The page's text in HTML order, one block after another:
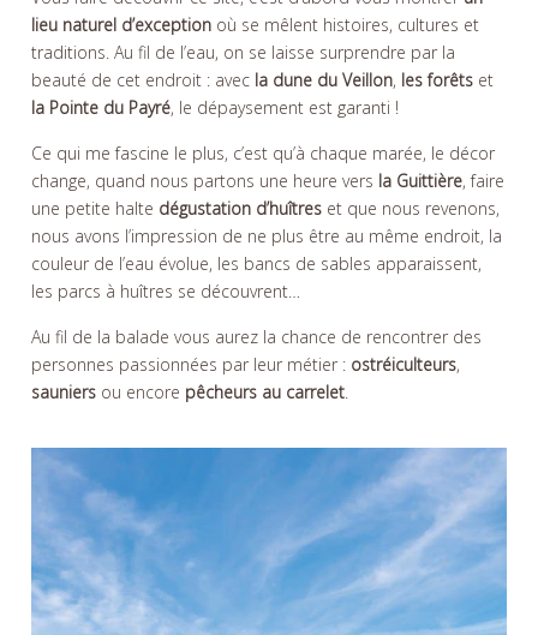
lieu naturel d’exception où se mêlent histoires, cultures et
traditions. Au fil de l’eau, on se laisse surprendre par la
beauté de cet endroit : avec la dune du Veillon, les forêts et
la Pointe du Payré, le dépaysement est garanti !
Ce qui me fascine le plus, c’est qu’à chaque marée, le décor
change, quand nous partons une heure vers la Guittière, faire
une petite halte dégustation d’huîtres et que nous revenons,
nous avons l’impression de ne plus être au même endroit, la
couleur de l’eau évolue, les bancs de sables apparaissent,
les parcs à huîtres se découvrent…
Au fil de la balade vous aurez la chance de rencontrer des
personnes passionnées par leur métier : ostréiculteurs,
sauniers ou encore pêcheurs au carrelet